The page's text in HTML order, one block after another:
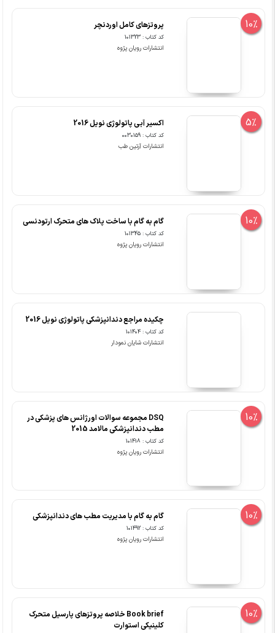
10% پروتزهای کامل اوردنچر
کد کتاب : 101323
انتشارات رویان پژوه
5% اکسیر آبی پاتولوژی نویل 2016
کد کتاب : 0030159
انتشارات آرتین طب
10% گام به گام با ساخت پلاک های متحرک ارتودنسی
کد کتاب : 101345
انتشارات رویان پژوه
چکیده مراجع دندانپزشکی پاتولوژی نویل 2016
کد کتاب : 101404
انتشارات شایان نمودار
10%
DSQ مجموعه سوالات اورژانس های پزشکی در
مطب دندانپزشکی مالامد 2015
کد کتاب : 101418
انتشارات رویان پژوه
10% گام به گام با مدیریت مطب های دندانپزشکی
کد کتاب : 101492
انتشارات رویان پژوه
10%
Book brief خلاصه پروتزهای پارسیل متحرک
کلینیکی استوارت